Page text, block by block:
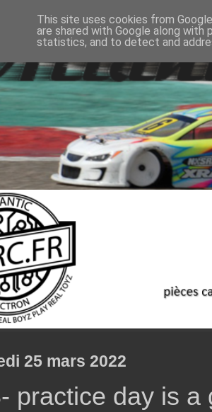
25 mars 2022
practice day is a
This site uses cookies from
are shared with Google along
statistics, and to detect and